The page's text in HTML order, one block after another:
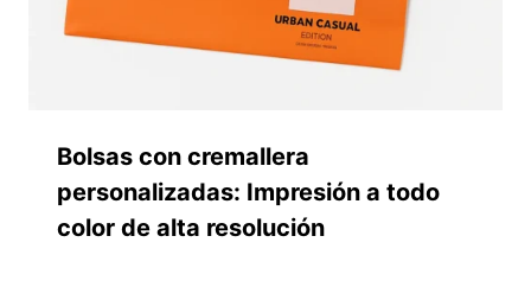
Bolsas con cremallera
personalizadas: Impresión a todo
color de alta resolución